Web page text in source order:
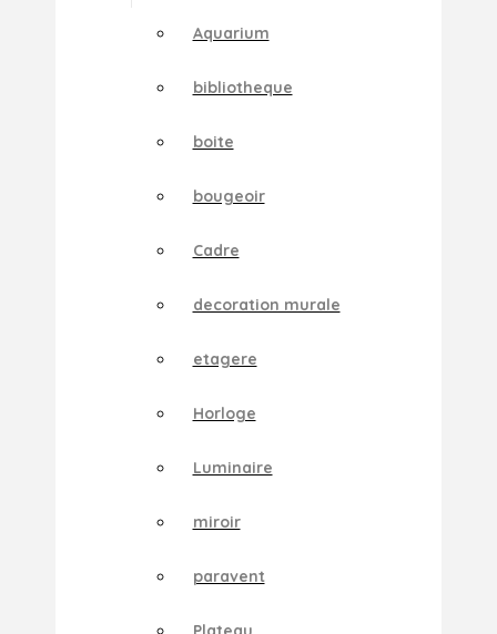
Aquarium
bibliotheque
boite
bougeoir
Cadre
decoration murale
etagere
Horloge
Luminaire
miroir
paravent